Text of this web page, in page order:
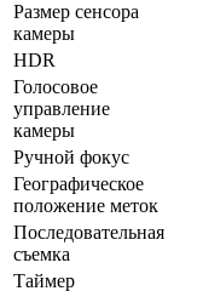
Размер сенсора
камеры
HDR
Голосовое
управление
камеры
Ручной фокус
Географическое
положение меток
Последовательная
съемка
Таймер